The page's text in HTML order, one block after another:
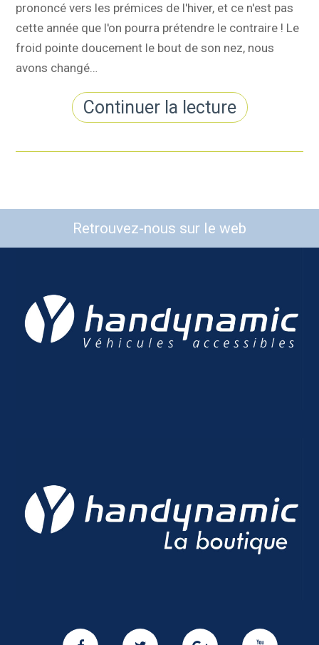
prononcé vers les prémices de l'hiver, et ce n'est pas
cette année que l'on pourra prétendre le contraire ! Le
froid pointe doucement le bout de son nez, nous
avons changé…
Continuer la lecture
Retrouvez-nous sur le web